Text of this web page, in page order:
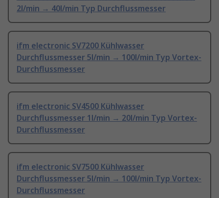
2l/min → 40l/min Typ Durchflussmesser
ifm electronic SV7200 Kühlwasser
Durchflussmesser 5l/min → 100l/min Typ Vortex-
Durchflussmesser
ifm electronic SV4500 Kühlwasser
Durchflussmesser 1l/min → 20l/min Typ Vortex-
Durchflussmesser
ifm electronic SV7500 Kühlwasser
Durchflussmesser 5l/min → 100l/min Typ Vortex-
Durchflussmesser